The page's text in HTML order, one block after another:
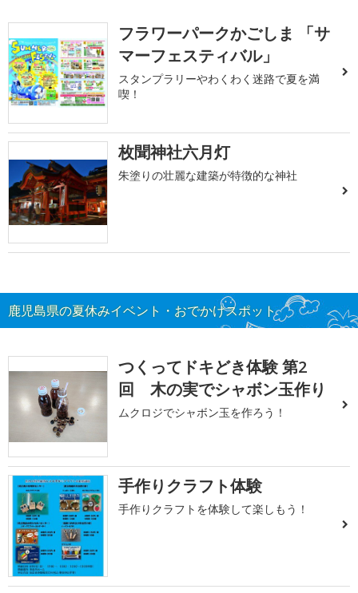
フラワーパークかごしま 「サ
マーフェスティバル」
スタンプラリーやわくわく迷路で夏を満
喫！
枚聞神社六月灯
朱塗りの壮麗な建築が特徴的な神社
鹿児島県の夏休みイベント・おでかけスポット
つくってドキどき体験 第2
回 木の実でシャボン玉作り
ムクロジでシャボン玉を作ろう！
手作りクラフト体験
手作りクラフトを体験して楽しもう！